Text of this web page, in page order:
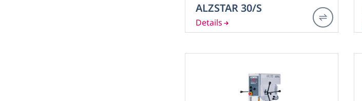
ALZSTAR 30/S